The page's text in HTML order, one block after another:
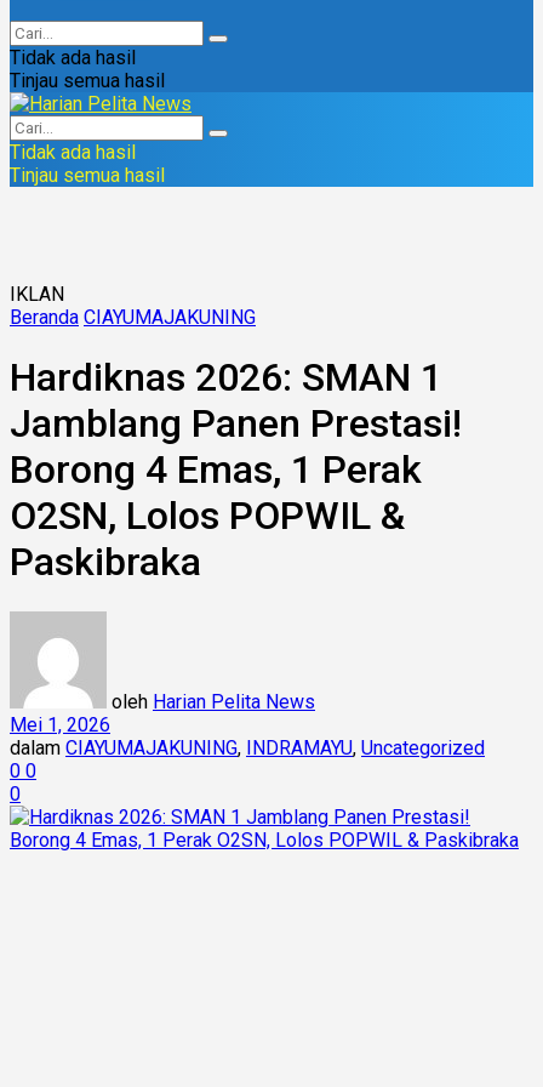
Tidak ada hasil
Tinjau semua hasil
Tidak ada hasil
Tinjau semua hasil
IKLAN
Beranda CIAYUMAJAKUNING
Hardiknas 2026: SMAN 1
Jamblang Panen Prestasi!
Borong 4 Emas, 1 Perak
O2SN, Lolos POPWIL &
Paskibraka
oleh Harian Pelita News
Mei 1, 2026
dalam CIAYUMAJAKUNING, INDRAMAYU, Uncategorized
0 0
0